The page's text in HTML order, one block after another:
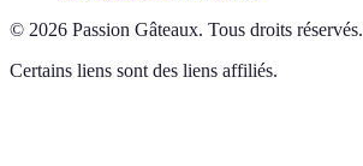
© 2026 Passion Gâteaux. Tous droits réservés.
Certains liens sont des liens affiliés.